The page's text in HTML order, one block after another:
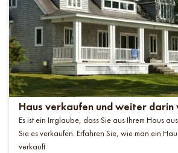
Haus verkaufen und weiter darin
Es ist ein Irrglaube, dass Sie aus Ihrem Haus
Sie es verkaufen. Erfahren Sie, wie man ein
verkauft